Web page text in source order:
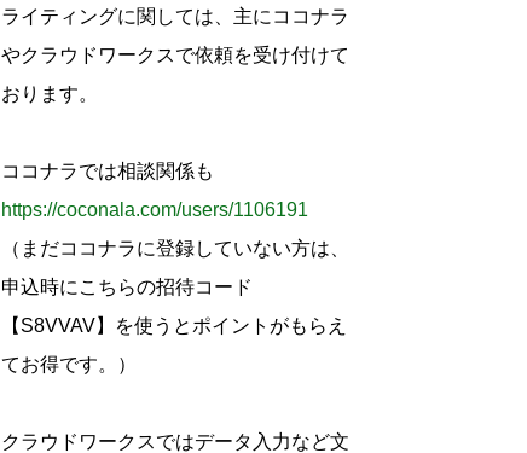
:ライティングに関しては、主にココナラ
やクラウドワークスで依頼を受け付けて
おります。
ココナラでは相談関係も
https://coconala.com/users/1106191
（まだココナラに登録していない方は、
申込時にこちらの招待コード
【S8VVAV】を使うとポイントがもらえ
てお得です。）
クラウドワークスではデータ入力など文